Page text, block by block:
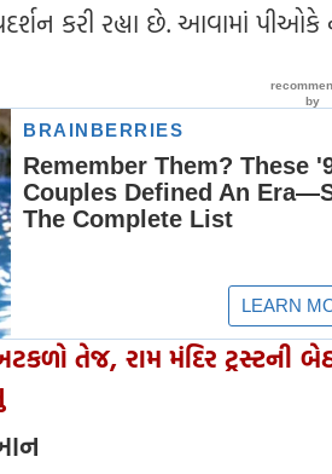
કરી રહ્યા છે. આવામાં
તેજ, રામ મંદિર ટ્રસ્ટની